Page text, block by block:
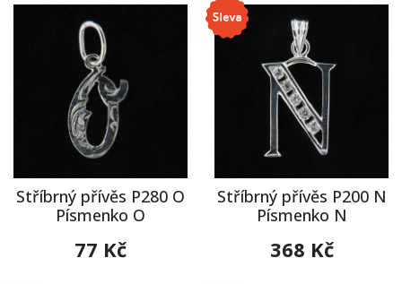
Stříbrný přívěs P280 O
Písmenko O
77 Kč
Stříbrný přívěs P200 N
Písmenko N
368 Kč